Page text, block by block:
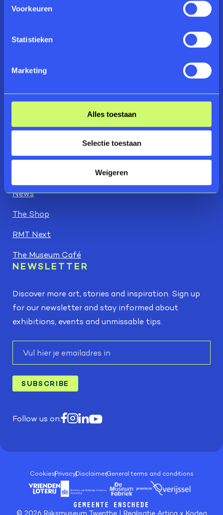
Voorkeuren
Statistieken
Marketing
Alles toestaan
Selectie toestaan
Weigeren
Open from Tuesday to Sunday
info@rijksmuseumtwenthe.nl
Adres:Address: Lasondersingel 129
FIND YOUR WAY TO THE MUSEUM
GO STRAIGHT TO
News
The Shop
RMT Next
The Museum Café
NEWSLETTER
Discover more art, stories and inspiration. Sign up
for our newsletter and stay informed about
exhibitions, events and unmissable tips.
SUBSCRIBE
Follow us on:
CookiesPrivacyDisclaimerGeneral terms and conditions
© 2026 Rijksmuseum Twenthe | Realisatie Artica x Kodea